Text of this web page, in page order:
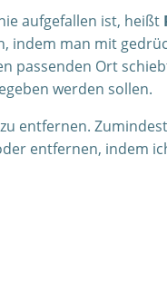
aufgefallen ist, heißt
indem man mit
passenden Ort
werden sollen.
entfernen.
entfernen, indem